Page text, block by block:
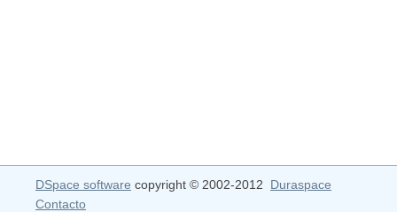
DSpace software copyright © 2002-2012 Duraspace
Contacto